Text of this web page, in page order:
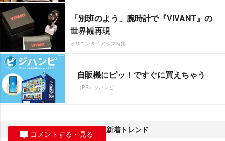
「別班のよう」腕時計で『VIVANT』の
世界観再現
オリコンタイアップ特集
自販機にピッ！ですぐに買えちゃう
（PR）ジハンピ
コメントする・見る 新着トレンド